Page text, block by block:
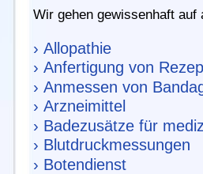
Wir gehen gewissenhaft auf
› Allopathie
› Anfertigung von
› Anmessen von
› Arzneimittel
› Badezusätze für
› Blutdruckmessungen
› Botendienst